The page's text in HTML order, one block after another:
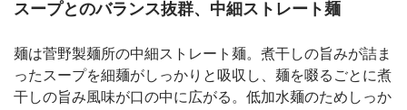
スープとのバランス抜群、中細ストレート麺
麺は菅野製麺所の中細ストレート麺。煮干しの旨みが詰ま
ったスープを細麺がしっかりと吸収し、麺を啜るごとに煮
干しの旨み風味が口の中に広がる。低加水麺のためしっか